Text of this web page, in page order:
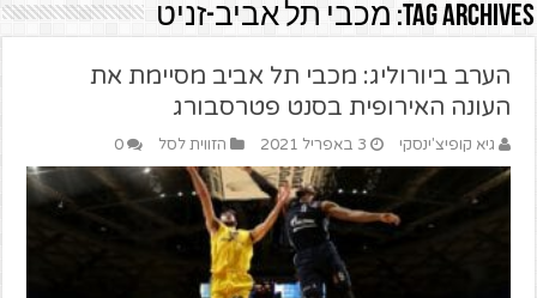
Tag Archives: מכבי תל אביב-זניט
הערב ביורוליג: מכבי תל אביב מסיימת את
העונה האירופית בסנט פטרסבורג
גיא קופיצ'ינסקי 3 באפריל 2021 הזווית לסל 0